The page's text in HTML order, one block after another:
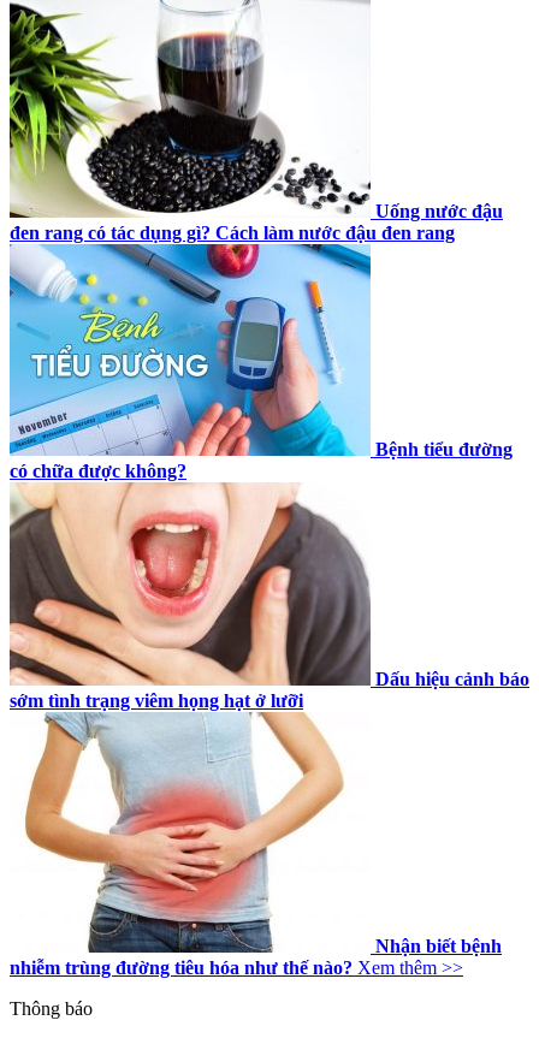
Uống nước đậu
đen rang có tác dụng gì? Cách làm nước đậu đen rang
Bệnh tiểu đường
có chữa được không?
Dấu hiệu cảnh báo
sớm tình trạng viêm họng hạt ở lưỡi
Nhận biết bệnh
nhiễm trùng đường tiêu hóa như thế nào? Xem thêm >>
Thông báo